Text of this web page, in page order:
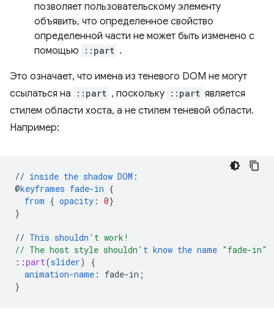
позволяет пользовательскому элементу
объявить, что определенное свойство
определенной части не может быть изменено с
помощью
::part .
Это означает, что имена из теневого DOM не могут
ссылаться на
::part , поскольку ::part является
стилем области хоста, а не стилем теневой области.
Например:
// inside the shadow DOM :
@keyframes fade-in {
from { opacity : 0}
}
// This shouldn 't work!
// The host style shouldn' t know the name "fade-in"
::part(slider)
{
animation-name : fade-in ;
}